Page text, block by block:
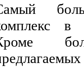
в